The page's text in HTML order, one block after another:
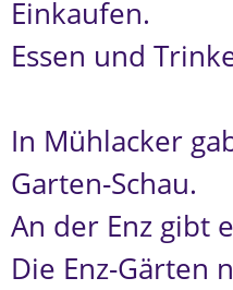
Einkaufen.
Essen und
In Mühlacker
Garten-Schau.
An der Enz gibt
Die Enz-Gärten